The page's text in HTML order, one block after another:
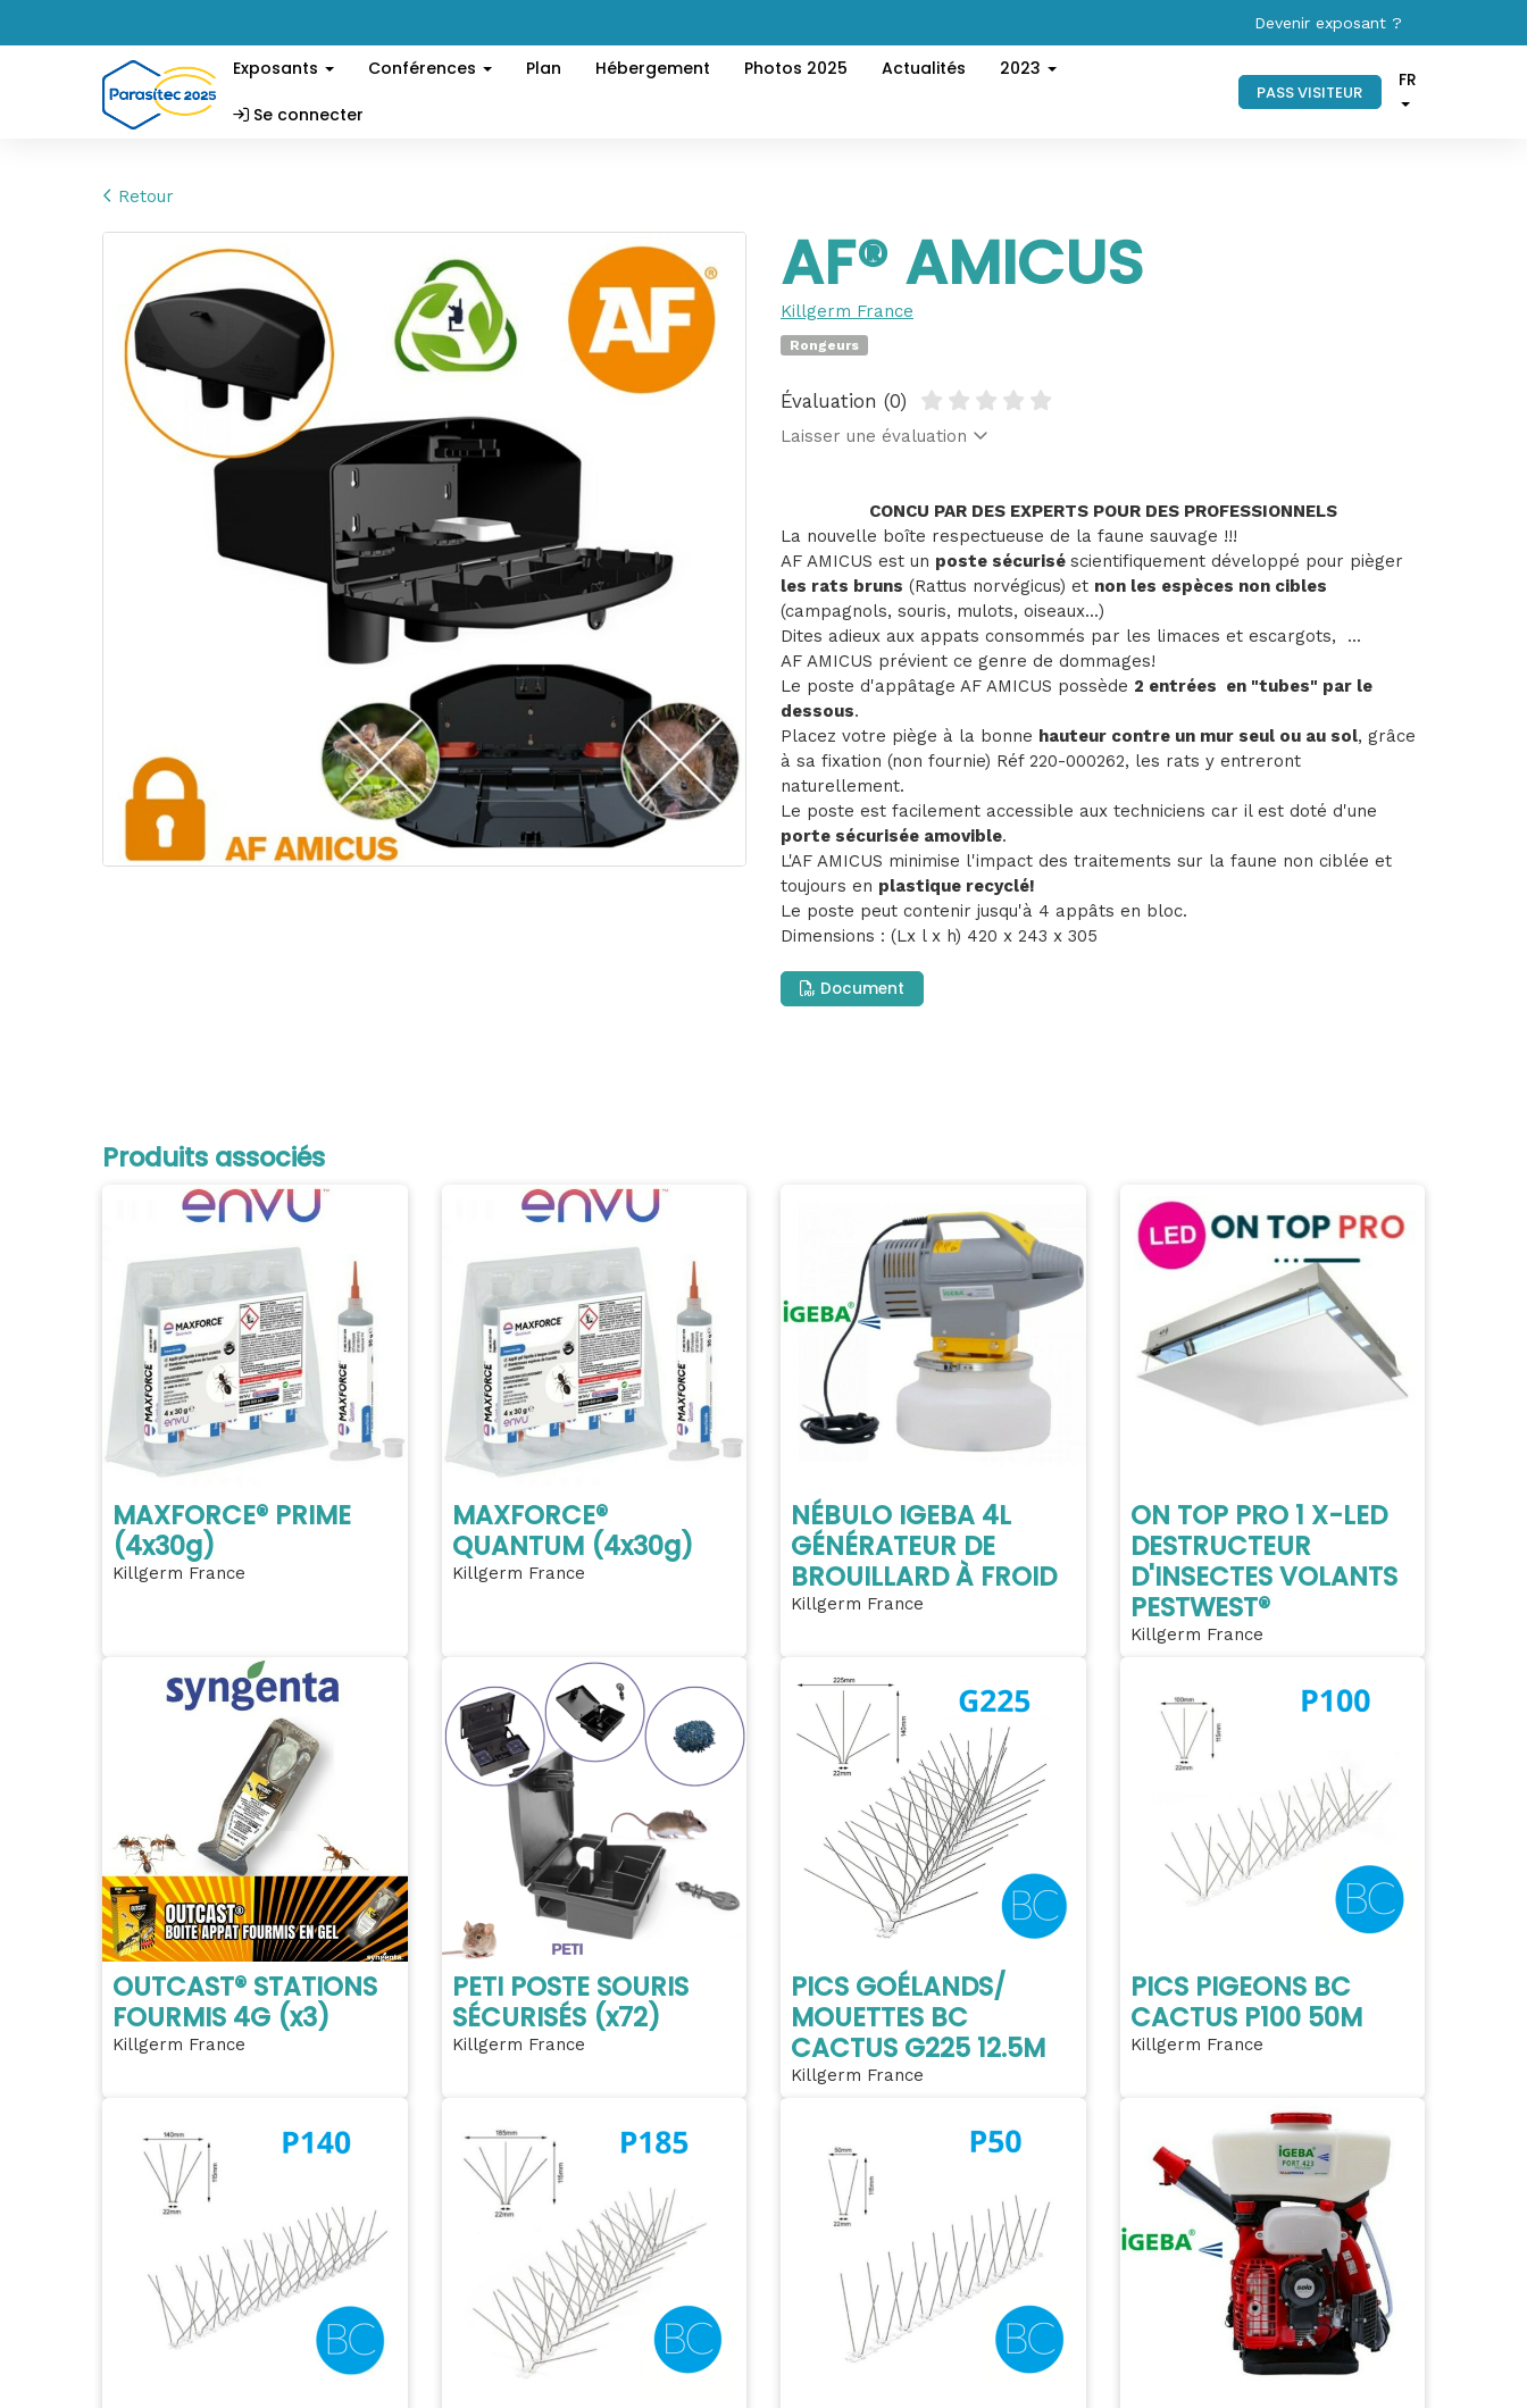
Devenir exposant ?
Exposants Conférences Plan Hébergement Photos 2025 Actualités 2023
Se connecter
PASS VISITEUR
FR
Retour
AF® AMICUS
Killgerm France
Rongeurs
Évaluation (0)
Laisser une évaluation
CONCU PAR DES EXPERTS POUR DES PROFESSIONNELS
La nouvelle boîte respectueuse de la faune sauvage !!!
AF AMICUS est un poste sécurisé scientifiquement développé pour pièger
les rats bruns (Rattus norvégicus) et non les espèces non cibles
(campagnols, souris, mulots, oiseaux...)
Dites adieux aux appats consommés par les limaces et escargots, ...
AF AMICUS prévient ce genre de dommages!
Le poste d'appâtage AF AMICUS possède 2 entrées en "tubes" par le
dessous.
Placez votre piège à la bonne hauteur contre un mur seul ou au sol, grâce
à sa fixation (non fournie) Réf 220-000262, les rats y entreront
naturellement.
Le poste est facilement accessible aux techniciens car il est doté d'une
porte sécurisée amovible.
L'AF AMICUS minimise l'impact des traitements sur la faune non ciblée et
toujours en plastique recyclé!
Le poste peut contenir jusqu'à 4 appâts en bloc.
Dimensions : (Lx l x h) 420 x 243 x 305
Document
Produits associés
MAXFORCE® PRIME
(4x30g)
Killgerm France
MAXFORCE®
QUANTUM (4x30g)
Killgerm France
NÉBULO IGEBA 4L
GÉNÉRATEUR DE
BROUILLARD À FROID
Killgerm France
ON TOP PRO 1 X-LED
DESTRUCTEUR
D'INSECTES VOLANTS
PESTWEST®
Killgerm France
OUTCAST® STATIONS
FOURMIS 4G (x3)
Killgerm France
PETI POSTE SOURIS
SÉCURISÉS (x72)
Killgerm France
PICS GOÉLANDS/
MOUETTES BC
CACTUS G225 12.5M
Killgerm France
PICS PIGEONS BC
CACTUS P100 50M
Killgerm France